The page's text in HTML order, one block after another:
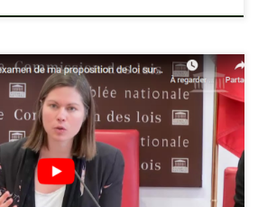
d’une proposition de loi pour
nature présentée par la députée Lisa
été rejetée en commission des
videos.assemblee-
des-